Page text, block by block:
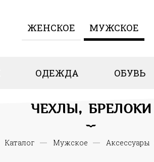
ЖЕНCКОЕ МУЖСКОЕ
ОДЕЖДА ОБУВЬ
ЧЕХЛЫ, БРЕЛОКИ
Каталог Мужское Аксессуары